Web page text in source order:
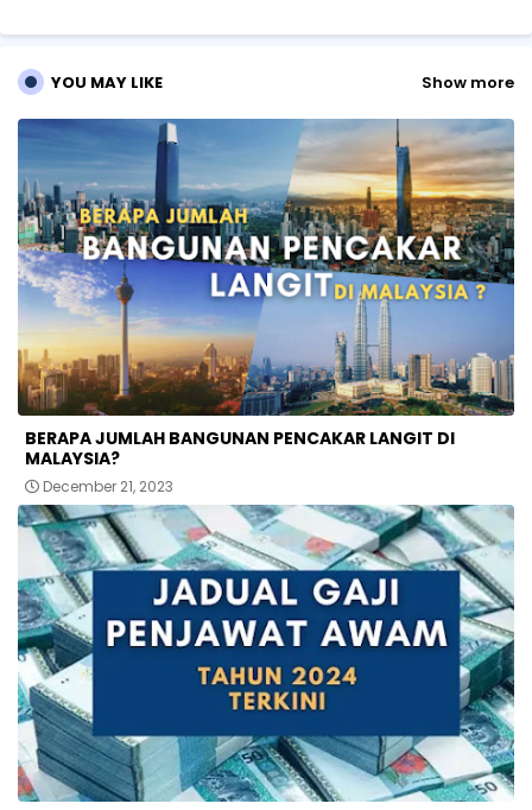
p
YOU MAY LIKE Show more
BERAPA JUMLAH BANGUNAN PENCAKAR LANGIT DI
MALAYSIA?
December 21, 2023